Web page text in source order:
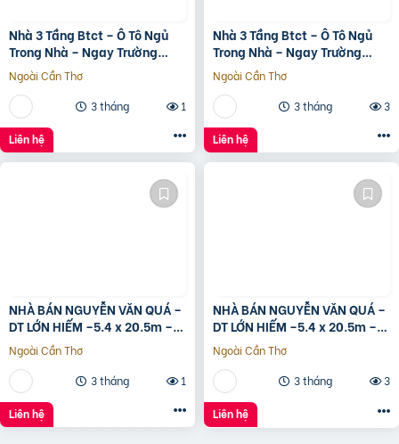
Nhà 3 Tầng Btct – Ô Tô Ngủ
Trong Nhà – Ngay Trường
Chinh
Ngoài Cần Thơ
3 tháng
1
Liên hệ
Nhà 3 Tầng Btct – Ô Tô Ngủ
Trong Nhà – Ngay Trường
Chinh
Ngoài Cần Thơ
3 tháng
3
Liên hệ
NHÀ BÁN NGUYỄN VĂN QUÁ –
DT LỚN HIẾM –5.4 x 20.5m –
GIÁ TỐT
Ngoài Cần Thơ
3 tháng
1
Liên hệ
NHÀ BÁN NGUYỄN VĂN QUÁ –
DT LỚN HIẾM –5.4 x 20.5m –
GIÁ TỐT
Ngoài Cần Thơ
3 tháng
3
Liên hệ